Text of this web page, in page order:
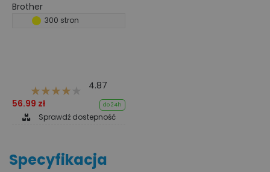
Brother
300 stron
4.87
56.99 zł
do 24h
Sprawdź dostepność
Specyfikacja